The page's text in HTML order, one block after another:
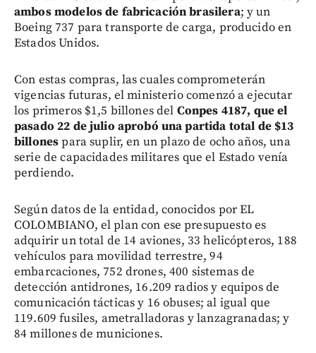
ambos modelos de fabricación brasilera; y un
Boeing 737 para transporte de carga, producido en
Estados Unidos.
Con estas compras, las cuales comprometerán
vigencias futuras, el ministerio comenzó a ejecutar
los primeros $1,5 billones del Conpes 4187, que el
pasado 22 de julio aprobó una partida total de $13
billonespara suplir, en un plazo de ocho años, una
serie de capacidades militares que el Estado venía
perdiendo.
Según datos de la entidad, conocidos por EL
COLOMBIANO, el plan con ese presupuesto es
adquirir un total de 14 aviones, 33 helicópteros, 188
vehículos para movilidad terrestre, 94
embarcaciones, 752 drones, 400 sistemas de
detección antidrones, 16.209 radios y equipos de
comunicación tácticas y 16 obuses; al igual que
119.609 fusiles, ametralladoras y lanzagranadas; y
84 millones de municiones.